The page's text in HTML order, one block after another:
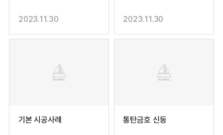
2023.11.30 2023.11.30
기본 시공사례 통탄금호 신동